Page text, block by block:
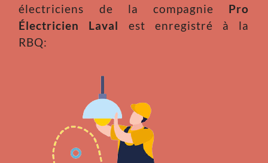
électriciens de la compagnie Pro
Électricien Laval
est enregistré à la
RBQ: